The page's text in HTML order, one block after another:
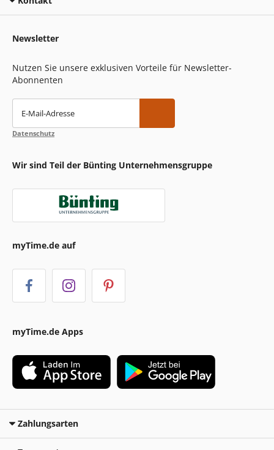
Newsletter
Nutzen Sie unsere exklusiven Vorteile für Newsletter-
Abonnenten
E-Mail-Adresse
Datenschutz
Wir sind Teil der Bünting Unternehmensgruppe
myTime.de auf
myTime.de Apps
Zahlungsarten